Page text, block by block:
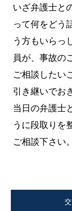
いざ弁護士と
って何をどう
う方もいらっ
員が、事故の
ご相談したい
引き継いでお
当日の弁護士
うに段取りを
ご相談下さい。